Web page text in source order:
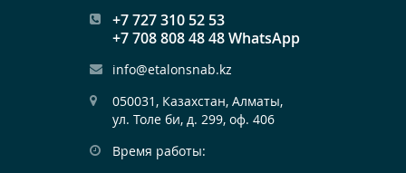
+7 727 310 52 53
+7 708 808 48 48 WhatsApp
info@etalonsnab.kz
050031, Казахстан, Алматы,
ул. Толе би, д. 299, оф. 406
Время работы: